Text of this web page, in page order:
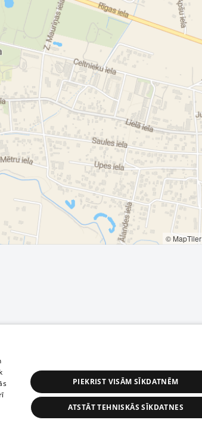
© MapTiler
PIEKRIST VISĀM SĪKDATNĒM
ATSTĀT TEHNISKĀS SĪKDATNES